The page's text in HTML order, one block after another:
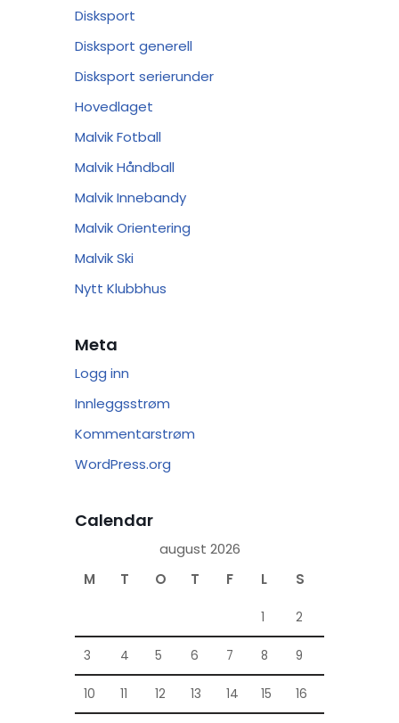
Disksport
Disksport generell
Disksport serierunder
Hovedlaget
Malvik Fotball
Malvik Håndball
Malvik Innebandy
Malvik Orientering
Malvik Ski
Nytt Klubbhus
Meta
Logg inn
Innleggsstrøm
Kommentarstrøm
WordPress.org
Calendar
august 2026
M
T O T F L S
1 2
3 4 5 6 7 8 9
10 11 12 13 14 15 16